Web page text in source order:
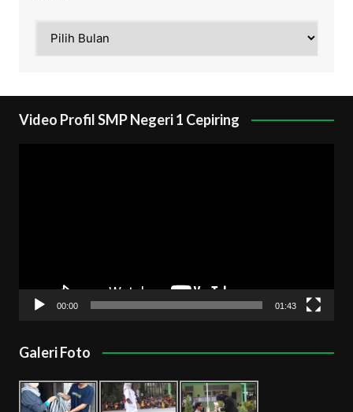
Video Profil SMP Negeri 1 Cepiring
00:00 01:43
Galeri Foto